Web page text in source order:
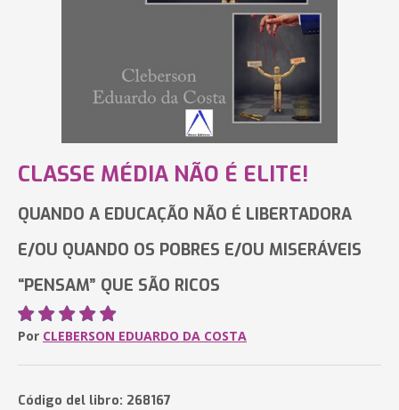
CLASSE MÉDIA NÃO É ELITE!
QUANDO A EDUCAÇÃO NÃO É LIBERTADORA
E/OU QUANDO OS POBRES E/OU MISERÁVEIS
“PENSAM” QUE SÃO RICOS
Por CLEBERSON EDUARDO DA COSTA
Código del libro: 268167